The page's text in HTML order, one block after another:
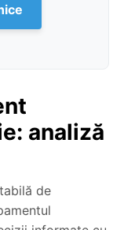
analiză
de